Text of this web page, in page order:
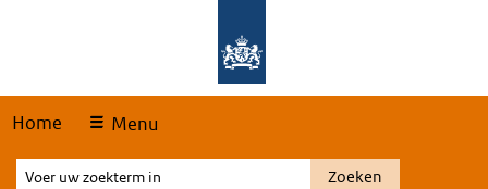
Home Menu
Voer
Zoeken